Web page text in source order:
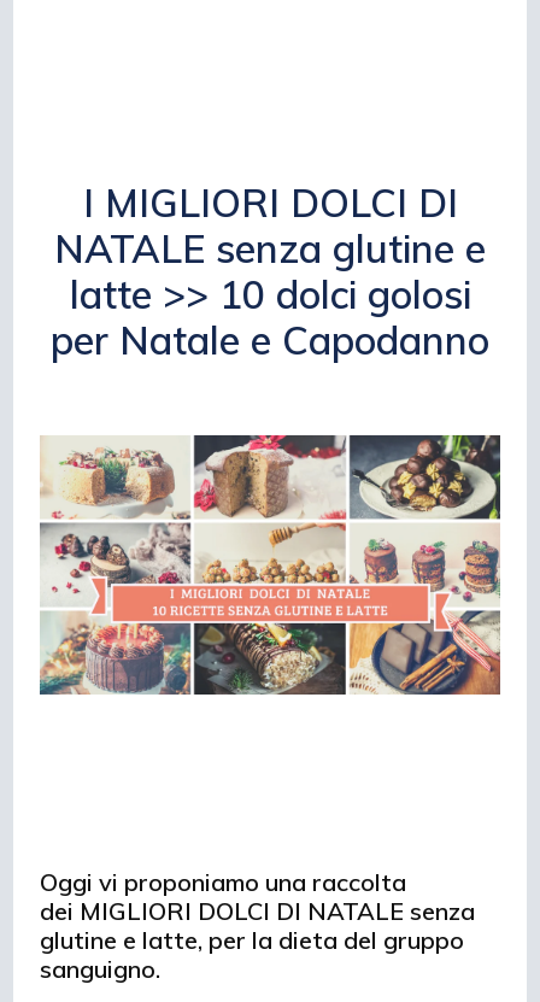
I MIGLIORI DOLCI DI
NATALE senza glutine e
latte >> 10 dolci golosi
per Natale e Capodanno
Oggi vi proponiamo una raccolta
dei MIGLIORI DOLCI DI NATALE senza
glutine e latte, per la dieta del gruppo
sanguigno.